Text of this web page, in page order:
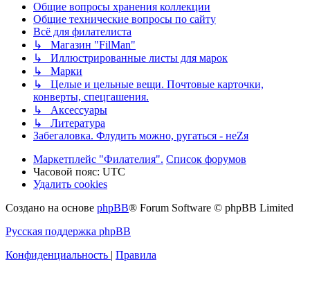
Общие вопросы хранения коллекции
Общие технические вопросы по сайту
Всё для филателиста
↳ Магазин "FilMan"
↳ Иллюстрированные листы для марок
↳ Марки
↳ Целые и цельные вещи. Почтовые карточки,
конверты, спецгашения.
↳ Аксессуары
↳ Литература
Забегаловка. Флудить можно, ругаться - неZя
Маркетплейс "Филателия". Список форумов
Часовой пояс: UTC
Удалить cookies
Создано на основе phpBB® Forum Software © phpBB Limited
Русская поддержка phpBB
Конфиденциальность | Правила